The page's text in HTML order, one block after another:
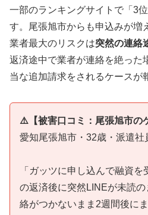
一部のランキングサイトで「3
す。尾張旭市からも申込みが増
業者最大のリスクは突然の連絡
返済途中で業者が連絡を絶った
当な追加請求をされるケースが
⚠️【被害口コミ：尾張旭市の
愛知尾張旭市・32歳・派遣社
「ガッツに申し込んで融資
の返済後に突然LINEが未読
絡がつかないまま2週間後に